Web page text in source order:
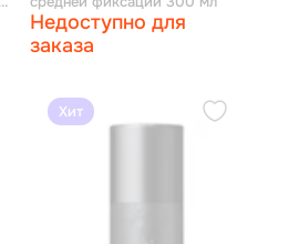
Недоступно для
заказа
Хит